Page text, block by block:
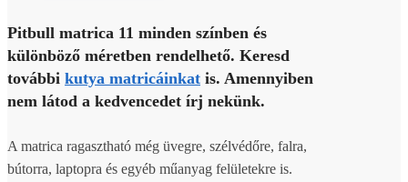
Pitbull matrica 11 minden színben és
különböző méretben rendelhető. Keresd
további kutya matricáinkat is. Amennyiben
nem látod a kedvencedet írj nekünk.
A matrica ragasztható még üvegre, szélvédőre, falra,
bútorra, laptopra és egyéb műanyag felületekre is.